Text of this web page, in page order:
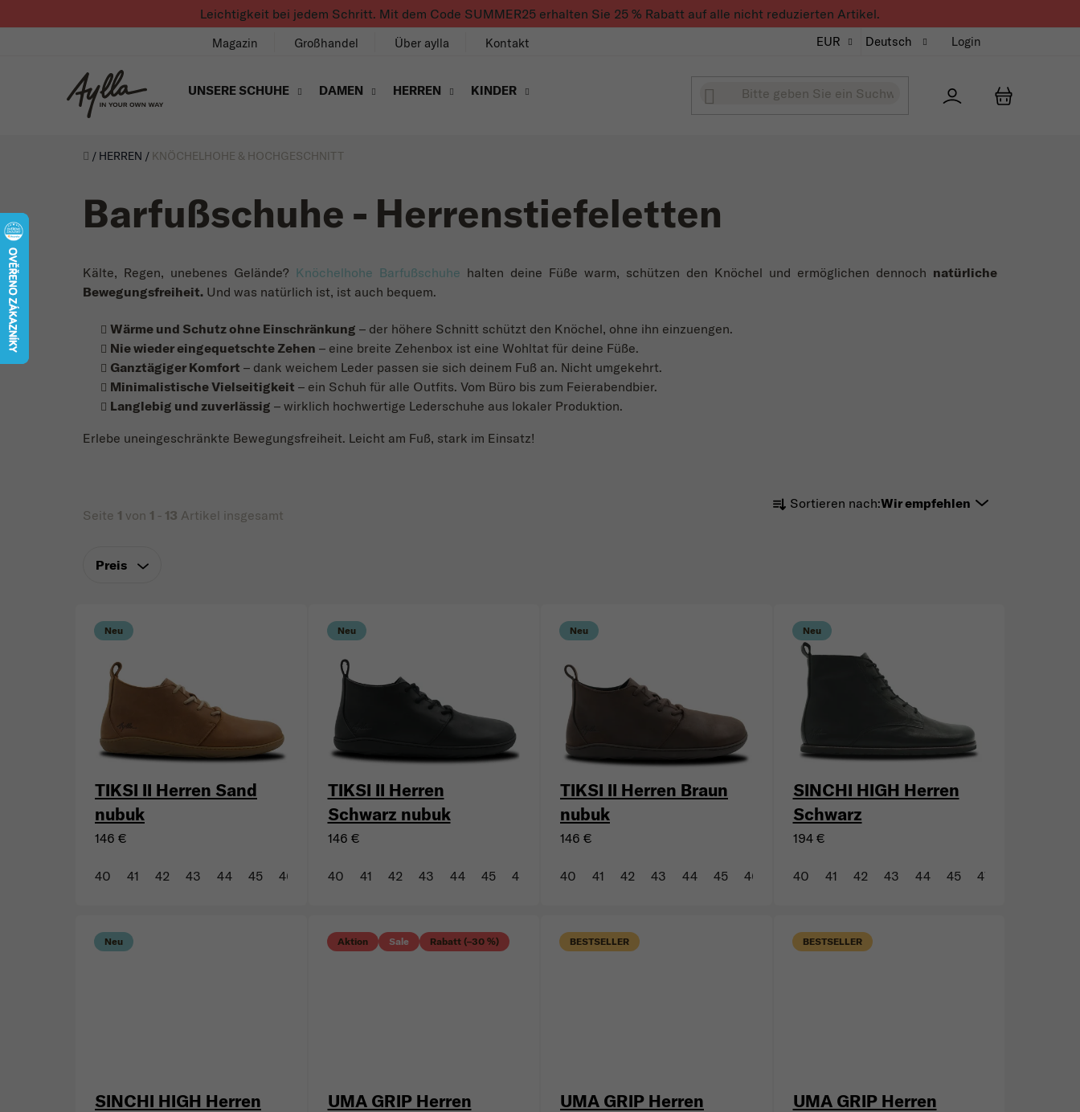
Leichtigkeit bei jedem Schritt. Mit dem Code SUMMER25 erhalten Sie 25 % Rabatt auf alle nicht reduzierten Artikel.
Magazin Großhandel Über aylla Kontakt EUR Deutsch Login
UNSERE SCHUHE DAMEN HERREN KINDER
Úvod
/ HERREN / KNÖCHELHOHE & HOCHGESCHNITT
Barfußschuhe - Herrenstiefeletten
Kälte, Regen, unebenes Gelände? Knöchelhohe Barfußschuhe halten deine Füße warm, schützen den Knöchel und ermöglichen dennoch natürliche
Bewegungsfreiheit. Und was natürlich ist, ist auch bequem.
Wärme und Schutz ohne Einschränkung – der höhere Schnitt schützt den Knöchel, ohne ihn einzuengen.
Nie wieder eingequetschte Zehen – eine breite Zehenbox ist eine Wohltat für deine Füße.
Ganztägiger Komfort – dank weichem Leder passen sie sich deinem Fuß an. Nicht umgekehrt.
Minimalistische Vielseitigkeit – ein Schuh für alle Outfits. Vom Büro bis zum Feierabendbier.
Langlebig und zuverlässig – wirklich hochwertige Lederschuhe aus lokaler Produktion.
Erlebe uneingeschränkte Bewegungsfreiheit. Leicht am Fuß, stark im Einsatz!
Seite 1 von 1 - 13 Artikel insgesamt
Sortieren nach:Wir empfehlen
Preis
Neu
TIKSI II Herren Sand
nubuk
146 €
40 41 42 43 44 45 46
Neu
TIKSI II Herren
Schwarz nubuk
146 €
40 41 42 43 44 45 46
Neu
TIKSI II Herren Braun
nubuk
146 €
40 41 42 43 44 45 46
Neu
SINCHI HIGH Herren
Schwarz
194 €
40 41 42 43 44 45 47
Neu
SINCHI HIGH Herren
Aktion Sale Rabatt (–30 %)
UMA GRIP Herren
BESTSELLER
UMA GRIP Herren
BESTSELLER
UMA GRIP Herren